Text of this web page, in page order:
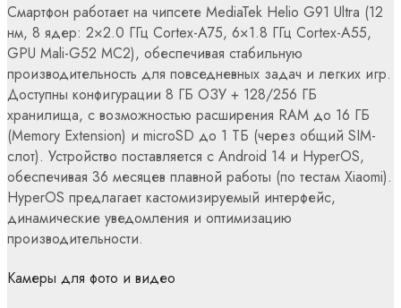
Смартфон работает на чипсете MediaTek Helio G91 Ultra (12
нм, 8 ядер: 2×2.0 ГГц Cortex-A75, 6×1.8 ГГц Cortex-A55,
GPU Mali-G52 MC2), обеспечивая стабильную
производительность для повседневных задач и легких игр.
Доступны конфигурации 8 ГБ ОЗУ + 128/256 ГБ
хранилища, с возможностью расширения RAM до 16 ГБ
(Memory Extension) и microSD до 1 ТБ (через общий SIM-
слот). Устройство поставляется с Android 14 и HyperOS,
обеспечивая 36 месяцев плавной работы (по тестам Xiaomi).
HyperOS предлагает кастомизируемый интерфейс,
динамические уведомления и оптимизацию
производительности.
Камеры для фото и видео